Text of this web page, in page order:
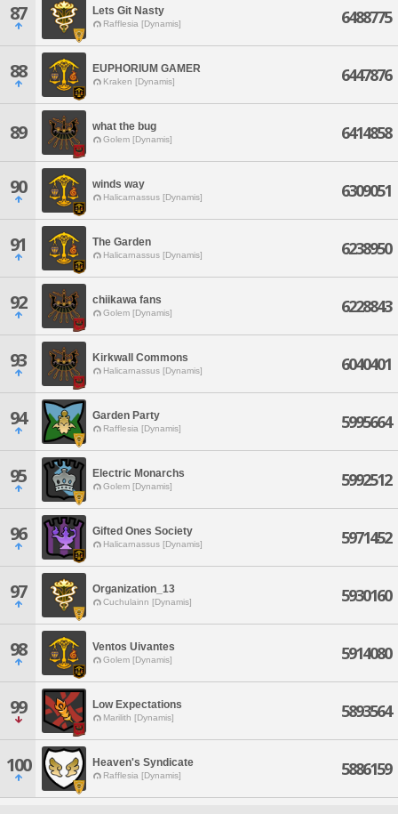
87 Lets Git Nasty
Rafflesia [Dynamis] 6488775
88 EUPHORIUM GAMER
Kraken [Dynamis] 6447876
89 what the bug
Golem [Dynamis] 6414858
90 winds way
Halicarnassus [Dynamis] 6309051
91 The Garden
Halicarnassus [Dynamis] 6238950
92 chiikawa fans
Golem [Dynamis] 6228843
93 Kirkwall Commons
Halicarnassus [Dynamis] 6040401
94 Garden Party
Rafflesia [Dynamis] 5995664
95 Electric Monarchs
Golem [Dynamis] 5992512
96 Gifted Ones Society
Halicarnassus [Dynamis] 5971452
97 Organization_13
Cuchulainn [Dynamis] 5930160
98 Ventos Uivantes
Golem [Dynamis] 5914080
99 Low Expectations
Marilith [Dynamis] 5893564
100 Heaven's Syndicate
Rafflesia [Dynamis] 5886159